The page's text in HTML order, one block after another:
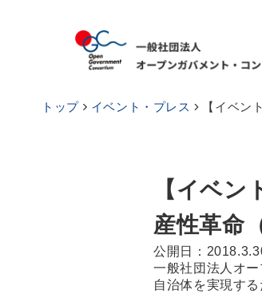
トップ イベント・プレス 【イベン
【イベ
産性革命
公開日：
一般社団法人オ
自治体を実現す